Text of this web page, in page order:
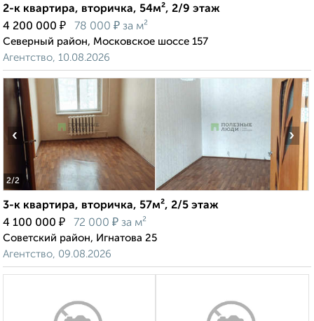
2-к квартира, вторичка, 54м², 2/9 этаж
4 200 000 ₽ 78 000 ₽ за м²
Северный район, Московское шоссе 157
Агентство, 10.08.2026
2/2
‹ ›
3-к квартира, вторичка, 57м², 2/5 этаж
4 100 000 ₽ 72 000 ₽ за м²
Советский район, Игнатова 25
Агентство, 09.08.2026